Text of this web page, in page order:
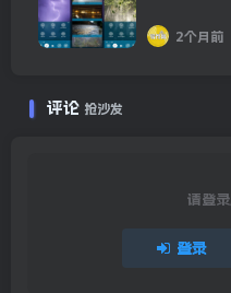
2个月前
评论 抢沙发
请登
登录